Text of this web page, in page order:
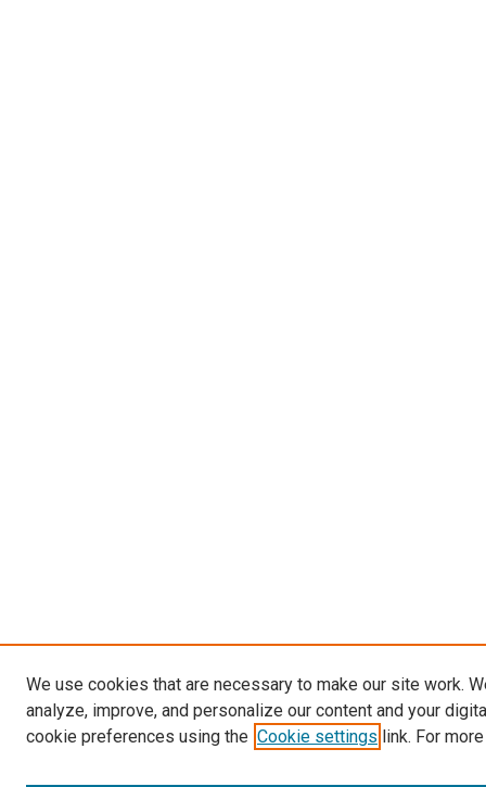
We use cookies that are necessary to make our site work.
analyze, improve, and personalize our content and your
cookie preferences using the Cookie settings link. For